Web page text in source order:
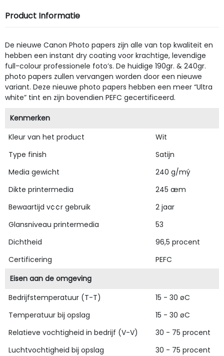
Product Informatie
De nieuwe Canon Photo papers zijn alle van top kwaliteit en
hebben een instant dry coating voor krachtige, levendige
full-colour professionele foto’s. De huidige 190gr. & 240gr.
photo papers zullen vervangen worden door een nieuwe
variant. Deze nieuwe photo papers hebben een meer “Ultra
white” tint en zijn bovendien PEFC gecertificeerd.
Kenmerken
Kleur van het product
Wit
Type finish
Satijn
Media gewicht
240 g/mý
Dikte printermedia
245 æm
Bewaartijd v¢¢r gebruik
2 jaar
Glansniveau printermedia
53
Dichtheid
96,5 procent
Certificering
PEFC
Eisen aan de omgeving
Bedrijfstemperatuur (T-T)
15 - 30 øC
Temperatuur bij opslag
15 - 30 øC
Relatieve vochtigheid in bedrijf (V-V)
30 - 75 procent
Luchtvochtigheid bij opslag
30 - 75 procent